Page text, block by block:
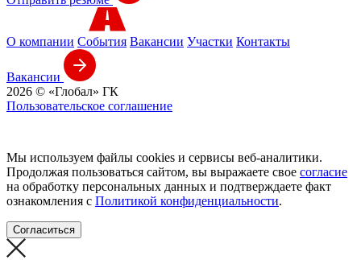
О компании События Вакансии Участки Контакты
Вакансии
2026 © «Глобал» ГК
Пользовательское соглашение
Мы используем файлы cookies и сервисы веб-аналитики.
Продолжая пользоваться сайтом, вы выражаете свое согласие
на обработку персональных данных и подтверждаете факт
ознакомления с Политикой конфиденциальности.
Согласиться